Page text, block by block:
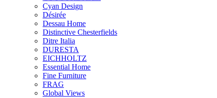
Cyan Design
Désirée
Dessau Home
Distinctive Chesterfields
Ditre Italia
DURESTA
EICHHOLTZ
Essential Home
Fine Furniture
FRAG
Global Views